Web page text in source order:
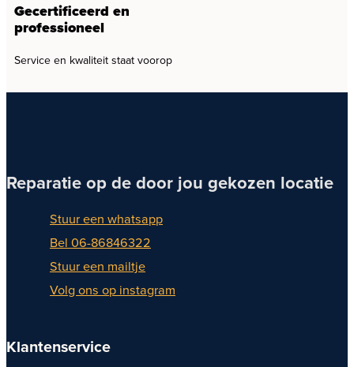
Gecertificeerd en
professioneel
Service en kwaliteit staat voorop
Reparatie op de door jou gekozen locatie
Stuur een whatsapp
Bel 06-86846322
Stuur een mailtje
Volg ons op instagram
Klantenservice